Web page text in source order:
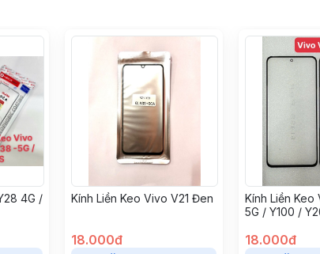
4G /
Kính Liền Keo Vivo V21 Đen
18.000đ
Kính Liền Keo
5G / Y100 /
1Q00Z9 - 5G /
18.000đ